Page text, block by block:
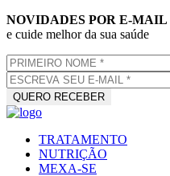
NOVIDADES POR E-MAIL
e cuide melhor da sua saúde
TRATAMENTO
NUTRIÇÃO
MEXA-SE